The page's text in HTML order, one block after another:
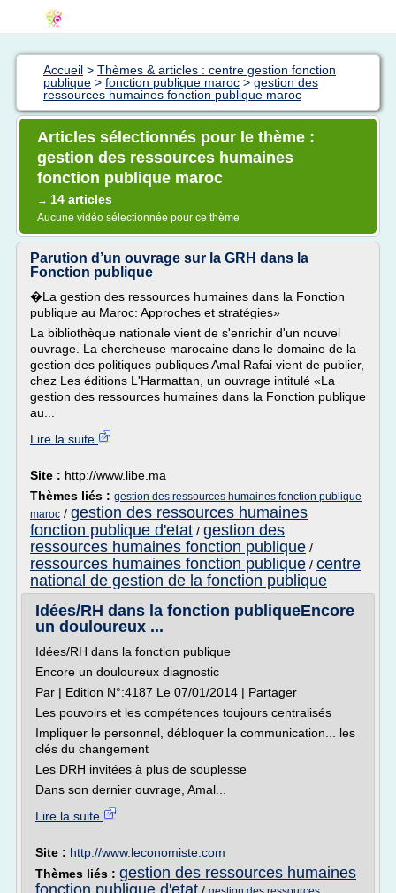
Accueil > Thèmes & articles : centre gestion fonction
publique > fonction publique maroc > gestion des
ressources humaines fonction publique maroc
Articles sélectionnés pour le thème :
gestion des ressources humaines
fonction publique maroc
→ 14 articles
Aucune vidéo sélectionnée pour ce thème
Parution d’un ouvrage sur la GRH dans la
Fonction publique
�La gestion des ressources humaines dans la Fonction
publique au Maroc: Approches et stratégies»
La bibliothèque nationale vient de s'enrichir d'un nouvel
ouvrage. La chercheuse marocaine dans le domaine de la
gestion des politiques publiques Amal Rafai vient de publier,
chez Les éditions L'Harmattan, un ouvrage intitulé «La
gestion des ressources humaines dans la Fonction publique
au...
Lire la suite
Site : http://www.libe.ma
Thèmes liés : gestion des ressources humaines fonction publique
maroc / gestion des ressources humaines
fonction publique d'etat / gestion des
ressources humaines fonction publique /
ressources humaines fonction publique / centre
national de gestion de la fonction publique
Idées/RH dans la fonction publiqueEncore
un douloureux ...
Idées/RH dans la fonction publique
Encore un douloureux diagnostic
Par | Edition N°:4187 Le 07/01/2014 | Partager
Les pouvoirs et les compétences toujours centralisés
Impliquer le personnel, débloquer la communication... les
clés du changement
Les DRH invitées à plus de souplesse
Dans son dernier ouvrage, Amal...
Lire la suite
Site : http://www.leconomiste.com
Thèmes liés : gestion des ressources humaines
fonction publique d'etat